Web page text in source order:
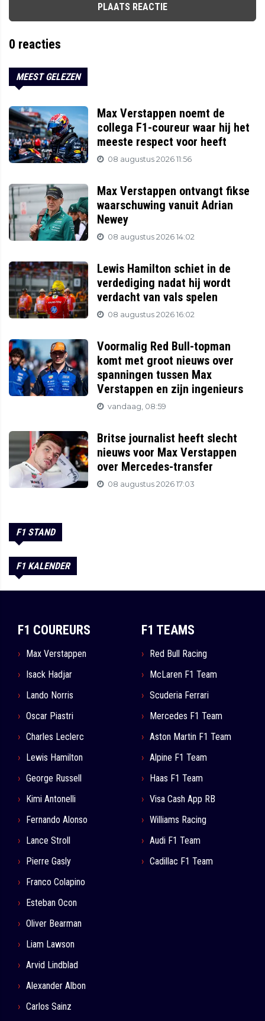
PLAATS REACTIE
0 reacties
MEEST GELEZEN
Max Verstappen noemt de
collega F1-coureur waar hij het
meeste respect voor heeft
08 augustus 2026 11:56
Max Verstappen ontvangt fikse
waarschuwing vanuit Adrian
Newey
08 augustus 2026 14:02
Lewis Hamilton schiet in de
verdediging nadat hij wordt
verdacht van vals spelen
08 augustus 2026 16:02
Voormalig Red Bull-topman
komt met groot nieuws over
spanningen tussen Max
Verstappen en zijn ingenieurs
vandaag, 08:59
Britse journalist heeft slecht
nieuws voor Max Verstappen
over Mercedes-transfer
08 augustus 2026 17:03
F1 STAND
F1 KALENDER
F1 COUREURS
Max Verstappen
Isack Hadjar
Lando Norris
Oscar Piastri
Charles Leclerc
Lewis Hamilton
George Russell
Kimi Antonelli
Fernando Alonso
Lance Stroll
Pierre Gasly
Franco Colapino
Esteban Ocon
Oliver Bearman
Liam Lawson
Arvid Lindblad
Alexander Albon
Carlos Sainz
F1 TEAMS
Red Bull Racing
McLaren F1 Team
Scuderia Ferrari
Mercedes F1 Team
Aston Martin F1 Team
Alpine F1 Team
Haas F1 Team
Visa Cash App RB
Williams Racing
Audi F1 Team
Cadillac F1 Team